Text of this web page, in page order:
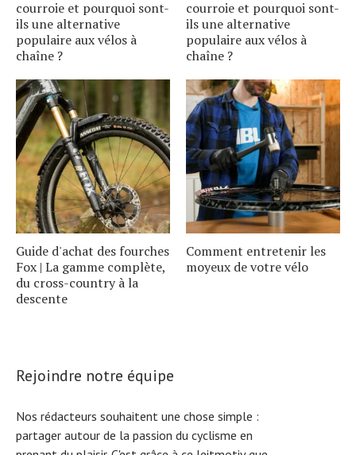
courroie et pourquoi sont-
ils une alternative
populaire aux vélos à
chaîne ?
courroie et pourquoi sont-
ils une alternative
populaire aux vélos à
chaîne ?
Guide d'achat des fourches
Fox | La gamme complète,
du cross-country à la
descente
Comment entretenir les
moyeux de votre vélo
Rejoindre notre équipe
Nos rédacteurs souhaitent une chose simple :
partager autour de la passion du cyclisme en